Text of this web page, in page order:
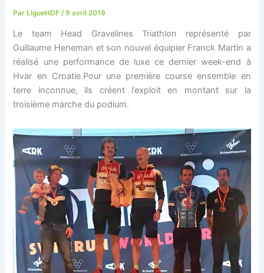
ParLigueHDF /9 avril 2019
Le team Head Gravelines Triathlon représenté par
Guillaume Heneman et son nouvel équipier Franck Martin a
réalisé une performance de luxe ce dernier week-end à
Hvar en Croatie.Pour une première course ensemble en
terre inconnue, ils créent l’exploit en montant sur la
troisième marche du podium.